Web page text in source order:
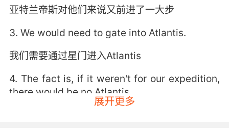
亚特兰帝斯对他们来说又前进了一大步
3. We would need to gate into Atlantis.
我们需要通过星门进入Atlantis
4. The fact is, if it weren't for our expedition,
there would be no Atlantis.
展开更多